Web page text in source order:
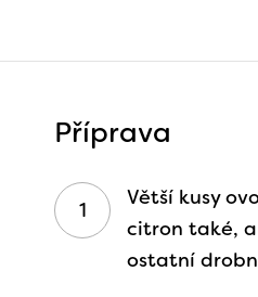
Příprava
Větší kusy
citron také,
ostatní